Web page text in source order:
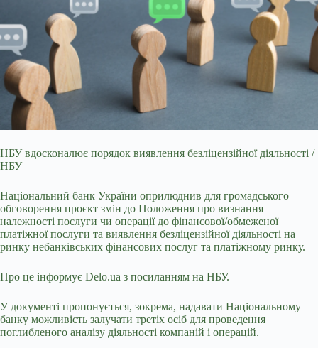
НБУ вдосконалює порядок виявлення безліцензійної діяльності /
НБУ
Національний банк України оприлюднив для громадського
обговорення проєкт змін до Положення про визнання
належності послуги чи операції до фінансової/обмеженої
платіжної послуги та виявлення безліцензійної діяльності на
ринку небанківських фінансових послуг та платіжному ринку.
Про це інформує Delo.ua з посиланням на НБУ.
У документі пропонується, зокрема, надавати Національному
банку можливість залучати третіх осіб для проведення
поглибленого аналізу діяльності компаній і операцій.